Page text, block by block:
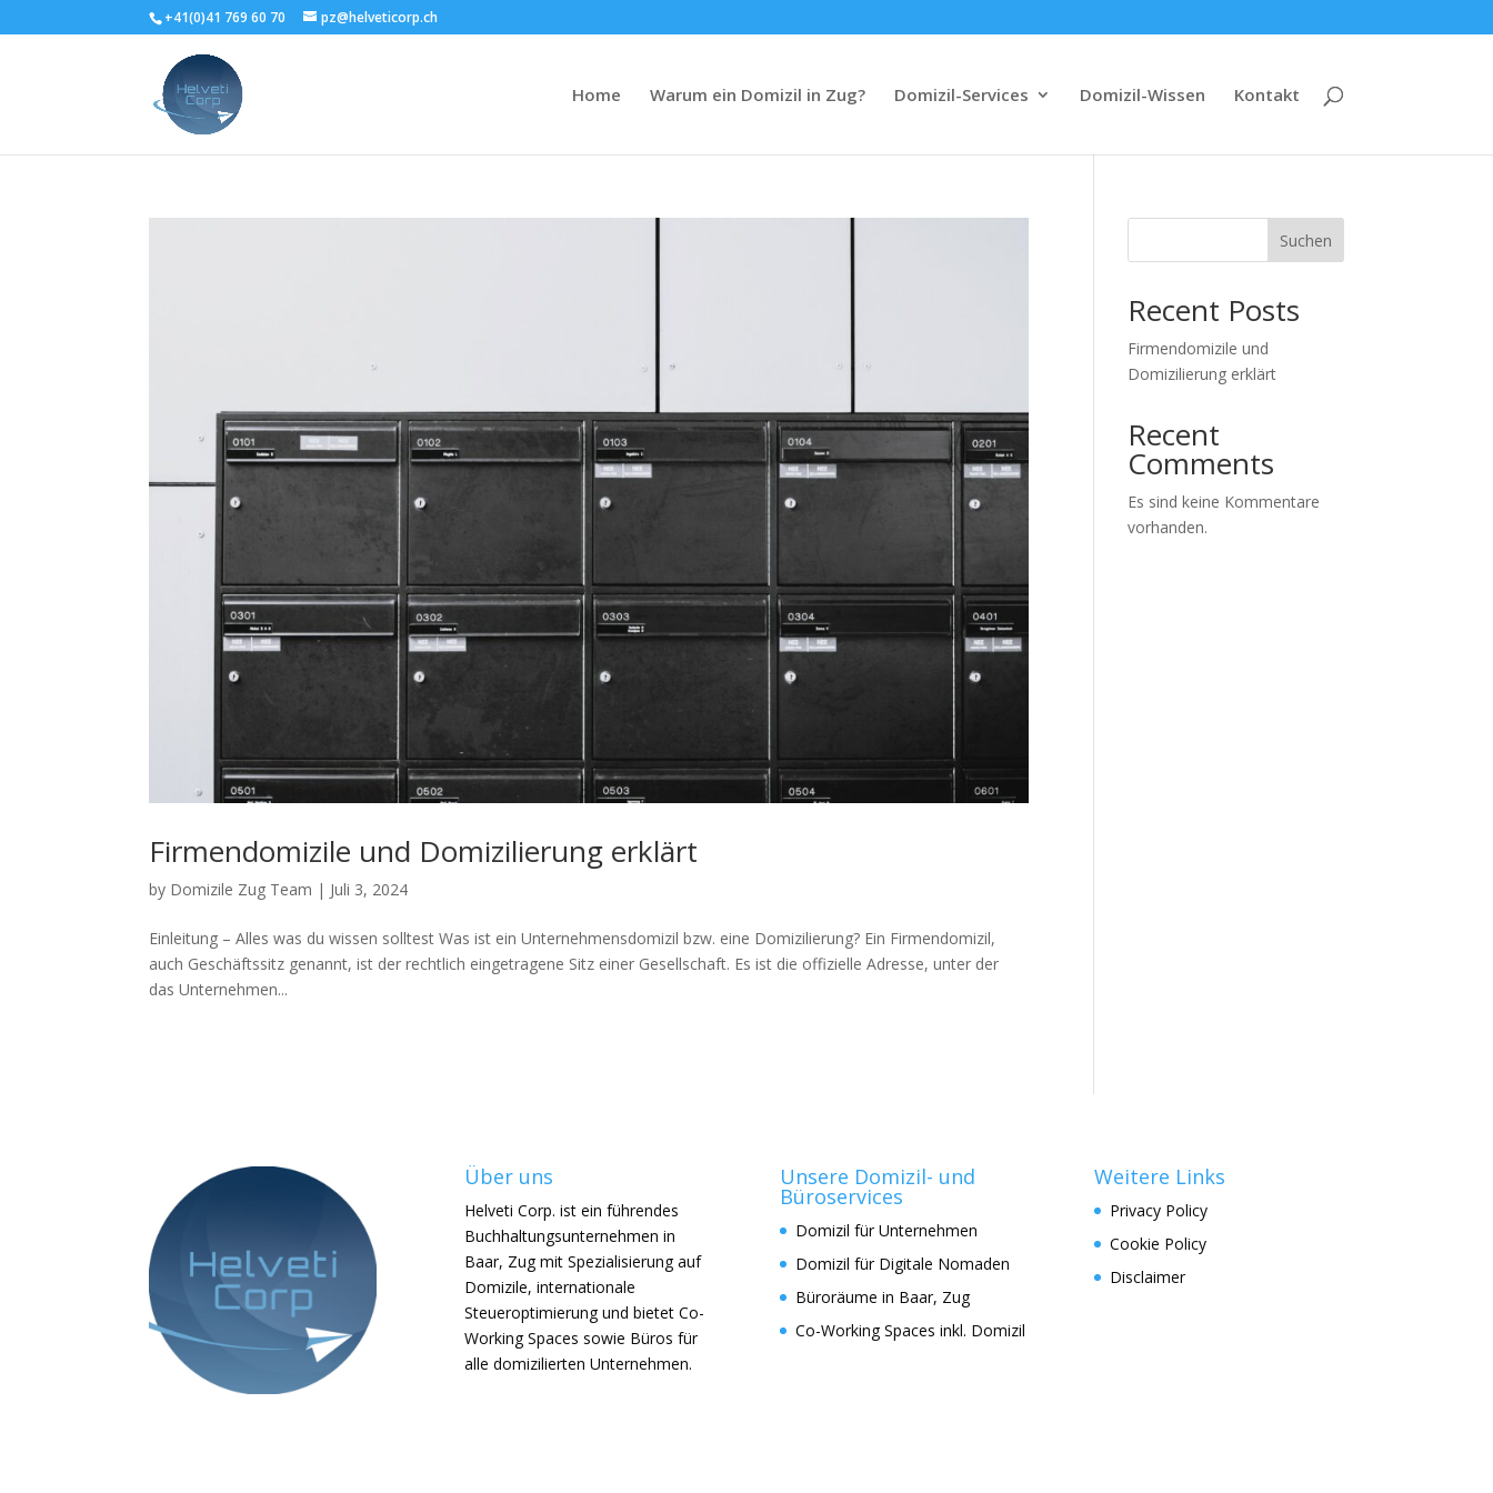
+41(0)41 769 60 70 pz@helveticorp.ch
Home Warum ein Domizil in Zug? Domizil-Services Domizil-Wissen Kontakt
Firmendomizile und Domizilierung erklärt
by Domizile Zug Team | Juli 3, 2024
Einleitung – Alles was du wissen solltest Was ist ein Unternehmensdomizil bzw. eine Domizilierung? Ein Firmendomizil,
auch Geschäftssitz genannt, ist der rechtlich eingetragene Sitz einer Gesellschaft. Es ist die offizielle Adresse, unter der
das Unternehmen...
Suchen
Recent Posts
Firmendomizile und
Domizilierung erklärt
Recent
Comments
Es sind keine Kommentare
vorhanden.
Über uns
Helveti Corp. ist ein führendes
Buchhaltungsunternehmen in
Baar, Zug mit Spezialisierung auf
Domizile, internationale
Steueroptimierung und bietet Co-
Working Spaces sowie Büros für
alle domizilierten Unternehmen.
Unsere Domizil- und
Büroservices
Domizil für Unternehmen
Domizil für Digitale Nomaden
Büroräume in Baar, Zug
Co-Working Spaces inkl. Domizil
Weitere Links
Privacy Policy
Cookie Policy
Disclaimer